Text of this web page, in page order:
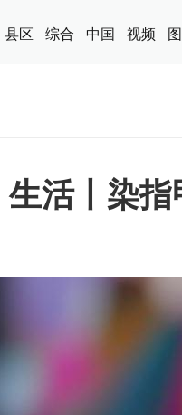
县区 综合 中国 视频
生活丨染指